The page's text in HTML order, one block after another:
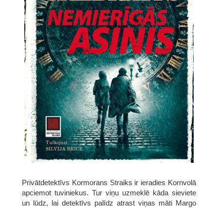
Privātdetektīvs Kormorans Straiks ir ieradies Kornvolā
apciemot tuviniekus. Tur viņu uzmeklē kāda sieviete
un lūdz, lai detektīvs palīdz atrast viņas māti Margo